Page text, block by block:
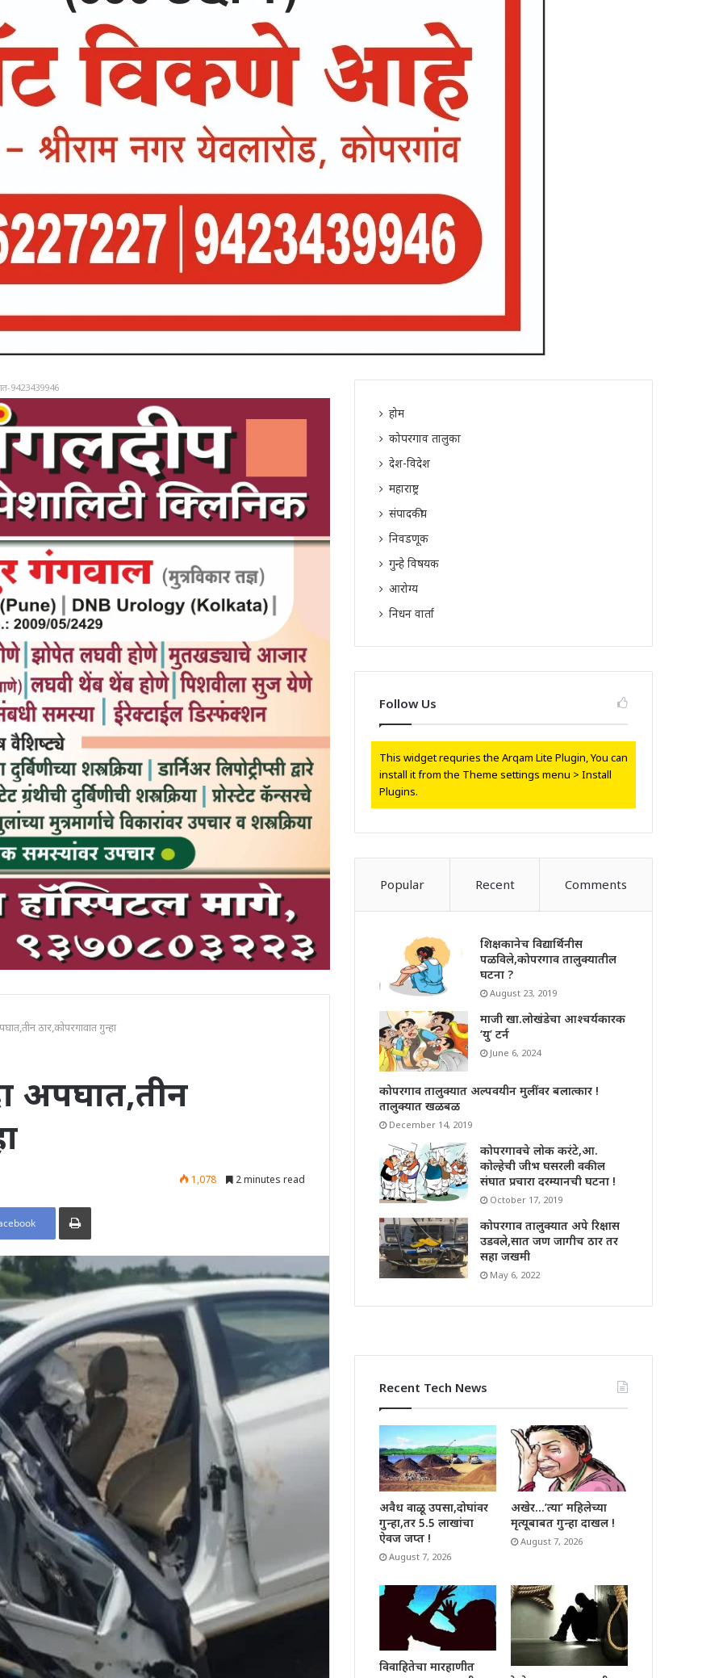
9423439946
ठार,कोपरगावात गुन्हा
अपघात,तीन
1,078 2 minutes read
Print
होम
कोपरगाव तालुका
देश-विदेश
महाराष्ट्र
संपादकीय
निवडणूक
गुन्हे विषयक
आरोग्य
निधन वार्ता
Follow Us
This widget requries the Arqam Lite Plugin, You can
install it from the Theme settings menu > Install
Plugins.
Popular Recent Comments
शिक्षकानेच विद्यार्थिनीस
पळविले,कोपरगाव तालुक्यातील
घटना ?
August 23, 2019
माजी खा.लोखंडेचा आश्चर्यकारक
‘यु’ टर्न
June 6, 2024
कोपरगाव तालुक्यात अल्पवयीन मुलींवर बलात्कार !
तालुक्यात खळबळ
December 14, 2019
कोपरगावचे लोक करंटे,आ.
कोल्हेची जीभ घसरली वकील
संघात प्रचारा दरम्यानची घटना !
October 17, 2019
कोपरगाव तालुक्यात अपे रिक्षास
उडवले,सात जण जागीच ठार तर
सहा जखमी
May 6, 2022
Recent Tech News
अवैध वाळू उपसा,दोघांवर
गुन्हा,तर 5.5 लाखांचा
ऐवज जप्त !
August 7, 2026
अखेर…’त्या’ महिलेच्या
मृत्यूबाबत गुन्हा दाखल !
August 7, 2026
विवाहितेचा मारहाणीत